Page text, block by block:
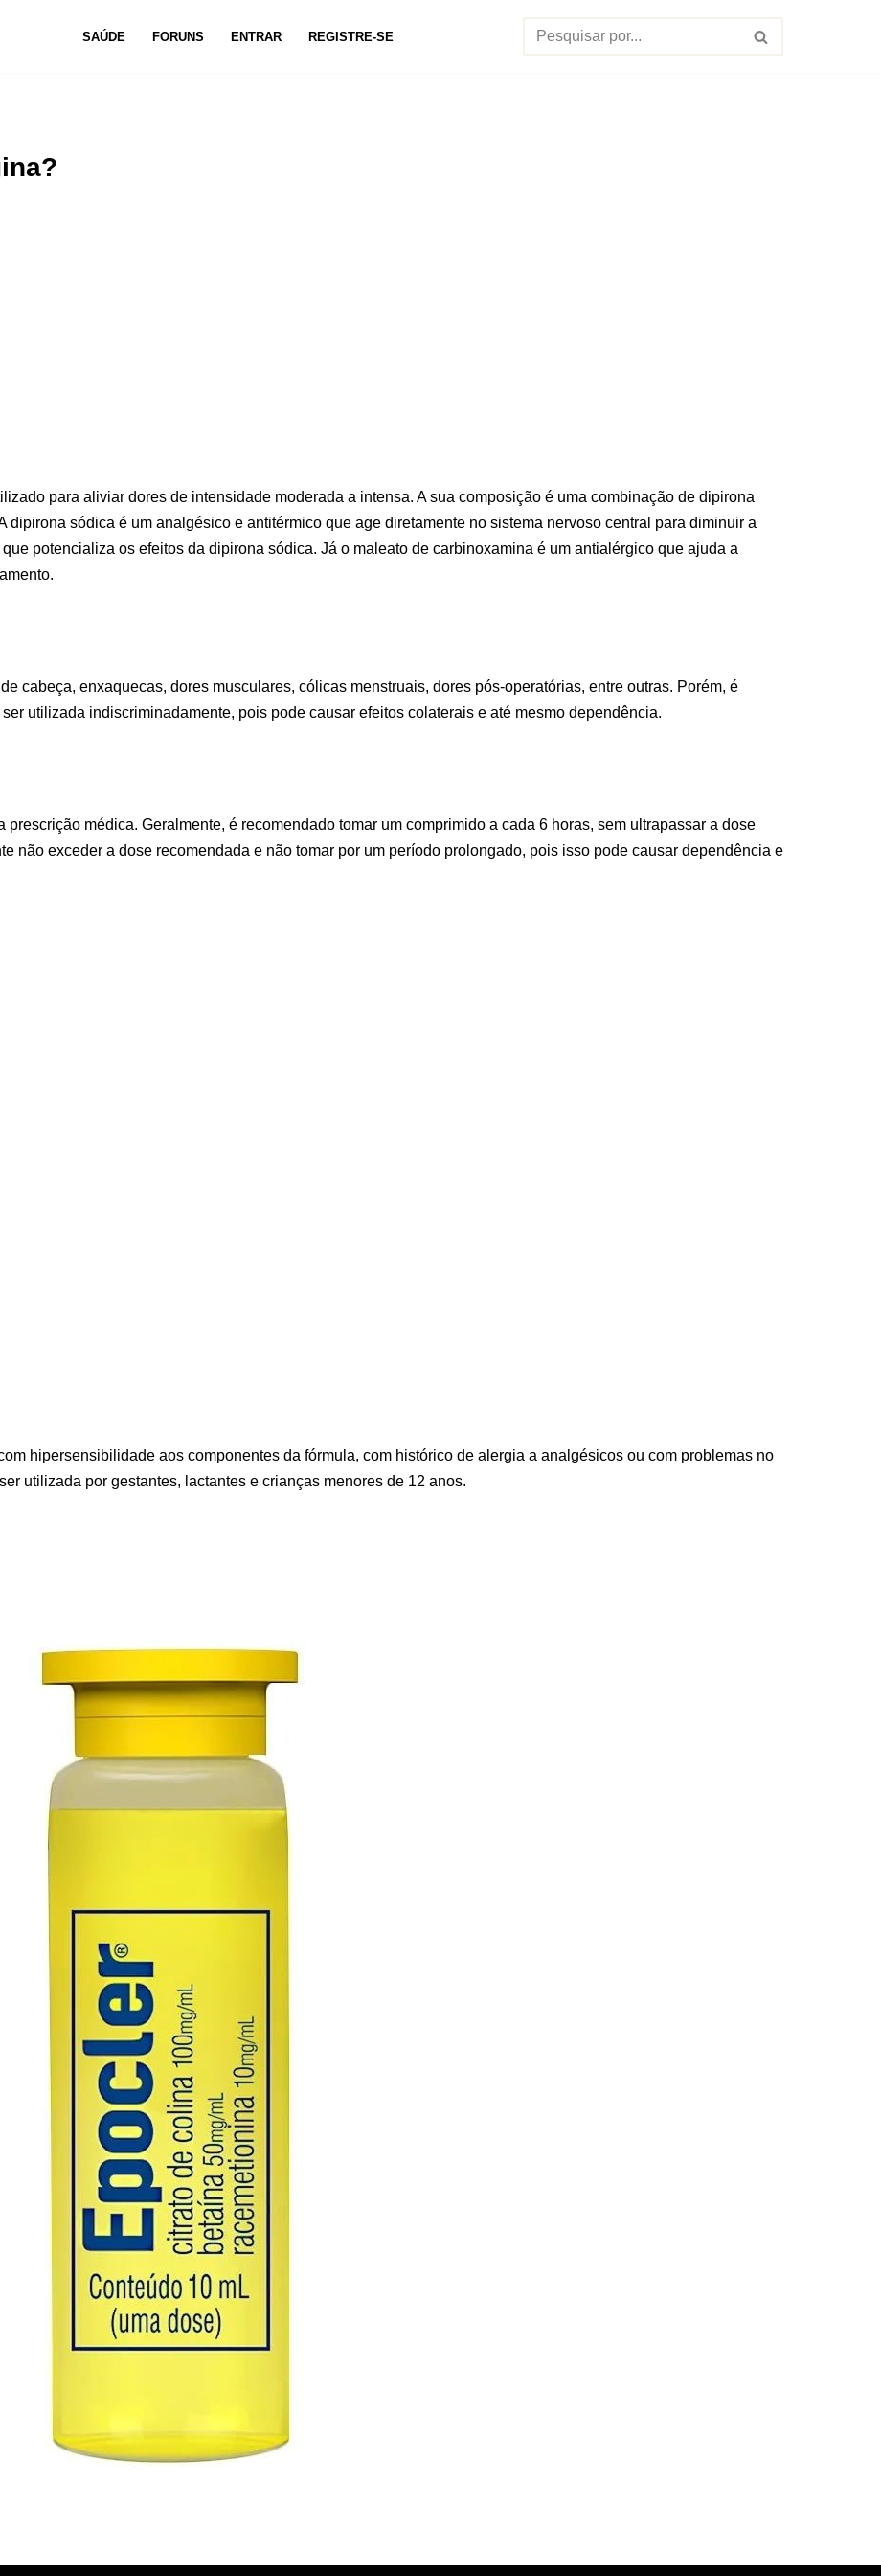
SAÚDE FORUNS ENTRAR REGISTRE-SE
para aliviar dores de intensidade moderada a intensa. A sua composição é uma combinação de dipirona
dipirona sódica é um analgésico e antitérmico que age diretamente no sistema nervoso central para diminuir a
potencializa os efeitos da dipirona sódica. Já o maleato de carbinoxamina é um antialérgico que ajuda a
cabeça, enxaquecas, dores musculares, cólicas menstruais, dores pós-operatórias, entre outras. Porém, é
utilizada indiscriminadamente, pois pode causar efeitos colaterais e até mesmo dependência.
médica. Geralmente, é recomendado tomar um comprimido a cada 6 horas, sem ultrapassar a dose
não exceder a dose recomendada e não tomar por um período prolongado, pois isso pode causar dependência e
hipersensibilidade aos componentes da fórmula, com histórico de alergia a analgésicos ou com problemas no
utilizada por gestantes, lactantes e crianças menores de 12 anos.